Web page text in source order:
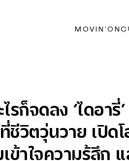
MOVIN’ON
รก็จดลง ‘ไดอารี่
ชีวิตวุ่นวาย เปิดโ
ข้าใจความรู้สึก